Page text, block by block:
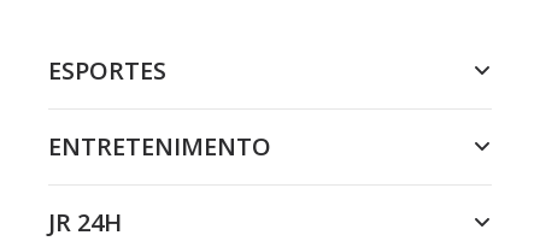
ESPORTES
ENTRETENIMENTO
JR 24H